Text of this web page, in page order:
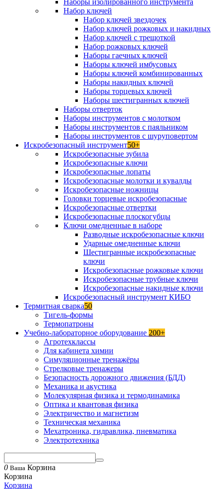
Наборы изолированного инструмента
Набор ключей
Набор ключей звездочек
Набор ключей рожковых и накидных
Набор ключей с трещоткой
Набор рожковых ключей
Наборы гаечных ключей
Наборы ключей имбусовых
Наборы ключей комбинированных
Наборы накидных ключей
Наборы торцевых ключей
Наборы шестигранных ключей
Наборы отверток
Наборы инструментов с молотком
Наборы инструментов с паяльником
Наборы инструментов с шуруповертом
Искробезопасный инструмент50+
Искробезопасные зубила
Искробезопасные ключи
Искробезопасные лопаты
Искробезопасные молотки и кувалды
Искробезопасные ножницы
Головки торцевые искробезопасные
Искробезопасные отвертки
Искробезопасные плоскогубцы
Ключи омедненные в наборе
Разводные искробезопасные ключи
Ударные омедненные ключи
Шестигранные искробезопасные
ключи
Искробезопасные рожковые ключи
Искробезопасные трубные ключи
Искробезопасные накидные ключи
Искробезопасный инструмент КИБО
Термитная сварка50
Тигель-формы
Термопатроны
Учебно-лабораторное оборудование 200+
Агротехклассы
Для кабинета химии
Симуляционные тренажёры
Стрелковые тренажеры
Безопасность дорожного движения (БДД)
Механика и акустика
Молекулярная физика и термодинамика
Оптика и квантовая физика
Электричество и магнетизм
Техническая механика
Мехатроника, гидравлика, пневматика
Электротехника
0 Ваша Корзина
Корзина
Корзина